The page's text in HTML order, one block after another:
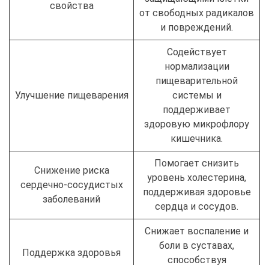
свойства
от свободных радикалов
и повреждений.
Улучшение пищеварения
Содействует
нормализации
пищеварительной
системы и
поддерживает
здоровую микрофлору
кишечника.
Снижение риска
сердечно-сосудистых
заболеваний
Помогает снизить
уровень холестерина,
поддерживая здоровье
сердца и сосудов.
Поддержка здоровья
Снижает воспаление и
боли в суставах,
способствуя